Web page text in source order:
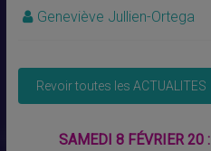
Geneviève Jullien-Ortega
SAMEDI 8 FÉVRIER 20 :